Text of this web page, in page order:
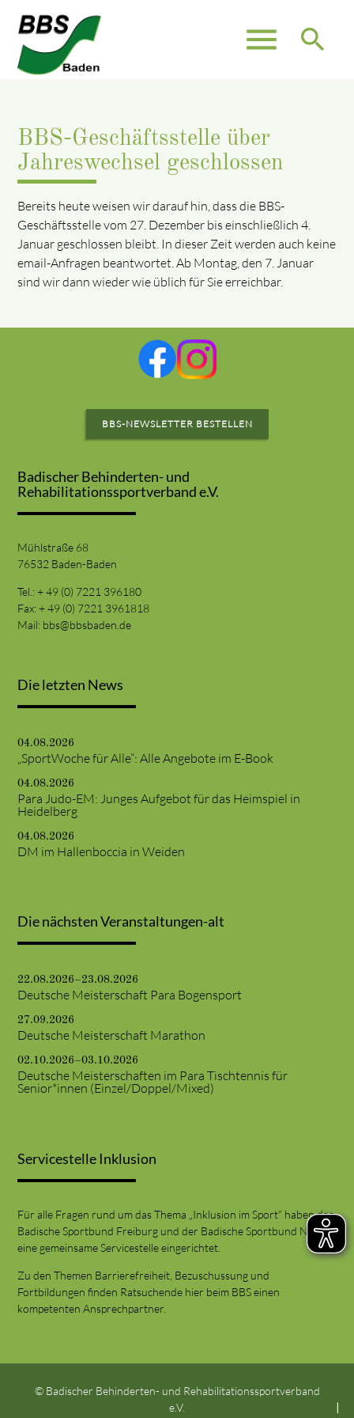
menu search
BBS-Geschäftsstelle über
Jahreswechsel geschlossen
Bereits heute weisen wir darauf hin, dass die BBS-
Geschäftsstelle vom 27. Dezember bis einschließlich 4.
Januar geschlossen bleibt. In dieser Zeit werden auch keine
email-Anfragen beantwortet. Ab Montag, den 7. Januar
sind wir dann wieder wie üblich für Sie erreichbar.
BBS-NEWSLETTER BESTELLEN
Badischer Behinderten- und
Rehabilitationssportverband e.V.
Mühlstraße 68
76532 Baden-Baden
Tel.: + 49 (0) 7221 396180
Fax: + 49 (0) 7221 3961818
Mail: bbs@bbsbaden.de
Die letzten News
04.08.2026
„SportWoche für Alle“: Alle Angebote im E-Book
04.08.2026
Para Judo-EM: Junges Aufgebot für das Heimspiel in
Heidelberg
04.08.2026
DM im Hallenboccia in Weiden
Die nächsten Veranstaltungen-alt
22.08.2026–23.08.2026
Deutsche Meisterschaft Para Bogensport
27.09.2026
Deutsche Meisterschaft Marathon
02.10.2026–03.10.2026
Deutsche Meisterschaften im Para Tischtennis für
Senior*innen (Einzel/Doppel/Mixed)
Servicestelle Inklusion
Für alle Fragen rund um das Thema „Inklusion im Sport“ haben der
Badische Sportbund Freiburg und der Badische Sportbund Nord
eine gemeinsame Servicestelle eingerichtet.
Zu den Themen Barrierefreiheit, Bezuschussung und
Fortbildungen finden Ratsuchende hier beim BBS einen
kompetenten Ansprechpartner.
© Badischer Behinderten- und Rehabilitationssportverband
e.V.